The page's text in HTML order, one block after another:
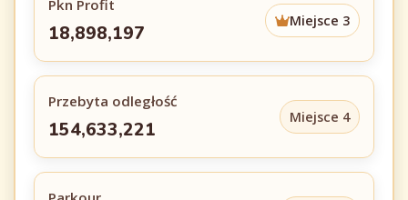
Pkn Profit
18,898,197
Miejsce 3
Przebyta odległość
154,633,221
Miejsce 4